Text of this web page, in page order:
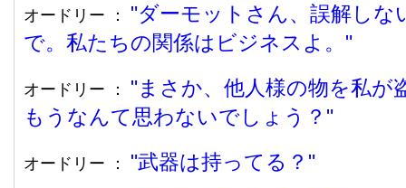
オードリー ：
ダーモットさん、誤解しな
で。私たちの関係はビジネスよ。
オードリー ：
まさか、他人様の物を私が
もうなんて思わないでしょう？
オードリー ： 武器は持ってる？